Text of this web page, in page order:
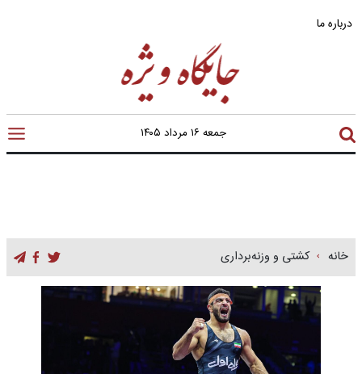
درباره ما
جمعه ۱۶ مرداد ۱۴۰۵
خانه کشتی و وزنه‌برداری